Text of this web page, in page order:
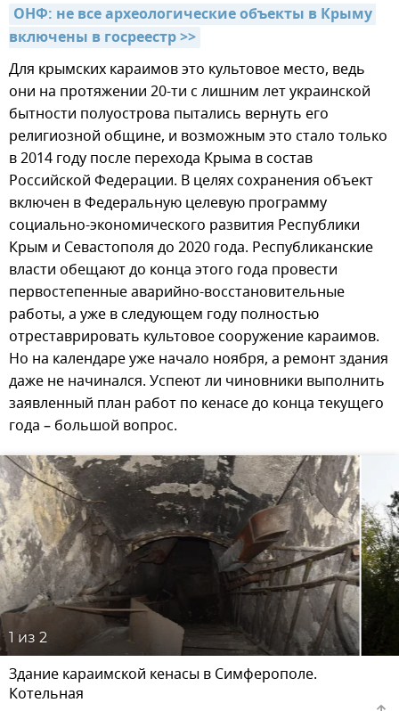
ОНФ: не все археологические объекты в Крыму
включены в госреестр >>
Для крымских караимов это культовое место, ведь
они на протяжении 20-ти с лишним лет украинской
бытности полуострова пытались вернуть его
религиозной общине, и возможным это стало только
в 2014 году после перехода Крыма в состав
Российской Федерации. В целях сохранения объект
включен в Федеральную целевую программу
социально-экономического развития Республики
Крым и Севастополя до 2020 года. Республиканские
власти обещают до конца этого года провести
первостепенные аварийно-восстановительные
работы, а уже в следующем году полностью
отреставрировать культовое сооружение караимов.
Но на календаре уже начало ноября, а ремонт здания
даже не начинался. Успеют ли чиновники выполнить
заявленный план работ по кенасе до конца текущего
года – большой вопрос.
1 из 2
Здание караимской кенасы в Симферополе.
Котельная